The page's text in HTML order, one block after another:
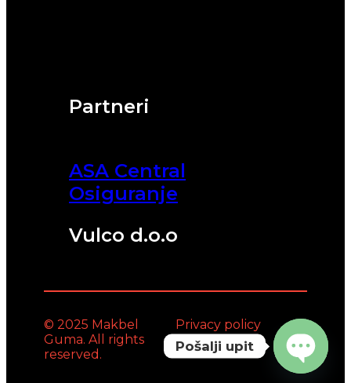
Partneri
ASA Central
Osiguranje
Vulco d.o.o
© 2025 Makbel
Guma. All rights
reserved.
Privacy policy
Pošalji upit